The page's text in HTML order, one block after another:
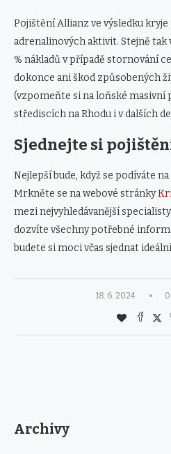
Pojištění Allianz ve výsledku kryje
adrenalinových aktivit. Stejně tak
% nákladů v případě stornování
dokonce ani škod způsobených
(vzpomeňte si na loňské
střediscích na Rhodu i v dalších
Sjednejte si
Nejlepší bude, když se podíváte
Mrkněte se na webové stránky
mezi nejvyhledávanější
dozvíte všechny potřebné
budete si moci včas sjednat
18. 6. 2024
Archivy